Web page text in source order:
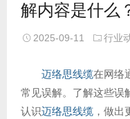
解内容是什么
2025-09-11 行业
迈络思线缆在网络
常见误解。了解这些误
认识迈络思线缆 ，做出